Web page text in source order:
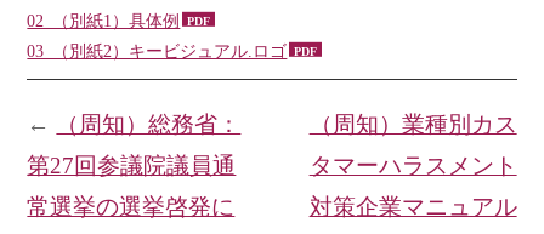
02_（別紙1）具体例
03_（別紙2）キービジュアル.ロゴ
（周知）業種別カス
タマーハラスメント
対策企業マニュアル
←
（周知）総務省：
第27回参議院議員通
常選挙の選挙啓発に